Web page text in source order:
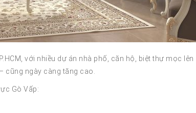
với nhiều dự án nhà phố, căn hộ, biệt thự mọc lên
cũng ngày càng tăng cao.
Gò Vấp: